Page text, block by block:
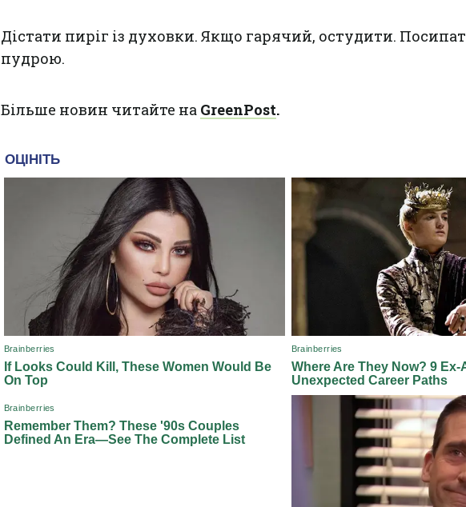
Дістати пиріг із духовки. Якщо гарячий, остудити.
пудрою.
Більше новин читайте на GreenPost.